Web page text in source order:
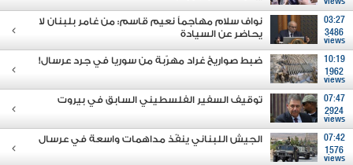
03:27
3486
views
نواف سلام مهاجماً نعيم قاسم: من غامر بلبنان لا
يحاضر عن السيادة
10:19
1962
views
ضبط صواريخ غراد مهرّبة من سوريا في جرد عرسال!
07:47
2924
views
توقيف السفير الفلسطيني السابق في بيروت
07:42
1576
views
الجيش اللبناني ينفّذ مداهمات واسعة في عرسال